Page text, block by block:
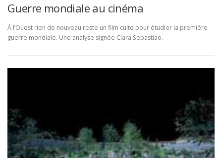
Guerre mondiale au cinéma
À l’Ouest rien de nouveau reste un film culte pour étudier la première
guerre mondiale. Une analyse signée Clara Sebastiao.